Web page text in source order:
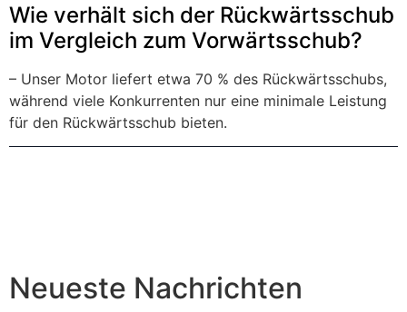
Wie verhält sich der Rückwärtsschub
im Vergleich zum Vorwärtsschub?
– Unser Motor liefert etwa 70 % des Rückwärtsschubs,
während viele Konkurrenten nur eine minimale Leistung
für den Rückwärtsschub bieten.
Neueste Nachrichten